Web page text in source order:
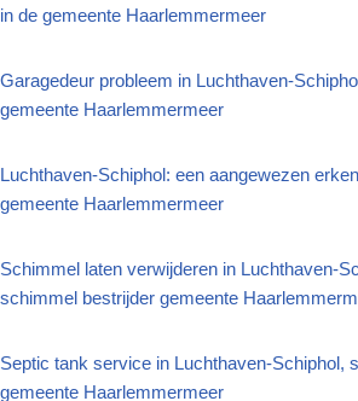
in de gemeente Haarlemmermeer
Garagedeur probleem in Luchthaven-
gemeente Haarlemmermeer
Luchthaven-Schiphol: een aangewezen
gemeente Haarlemmermeer
Schimmel laten verwijderen in Luchthaven-
schimmel bestrijder gemeente
Septic tank service in Luchthaven-Schiphol,
gemeente Haarlemmermeer